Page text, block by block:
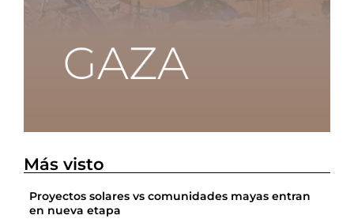
Más visto
Proyectos solares vs comunidades mayas entran
en nueva etapa